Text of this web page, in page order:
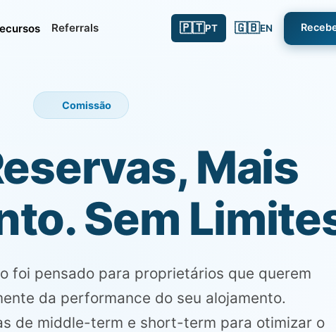
Referrals 🇵🇹PT 🇬🇧EN
Comissão
Mais
Sem
foi pensado para proprietários que querem
da performance do seu alojamento.
de middle-term e short-term para otimizar o